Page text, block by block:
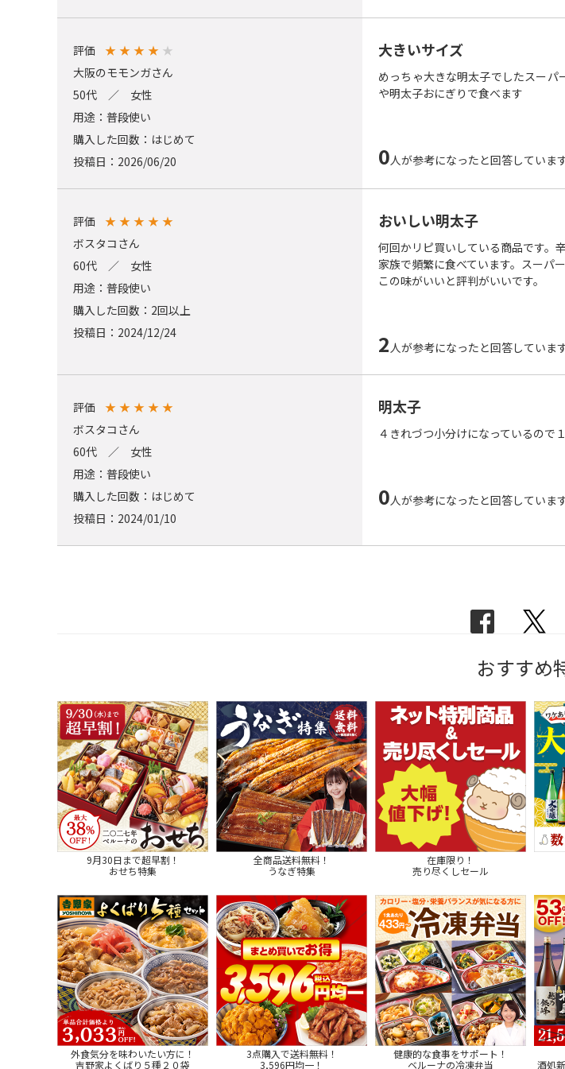
評価 ★ ★ ★ ★ ★
大阪のモモンガさん
50代 ／ 女性
用途：普段使い
購入した回数：はじめて
投稿日：2026/06/20
大きいサイズ
めっちゃ大きな明太子でしたスー
や明太子おにぎりで食べます
0人が参考になったと回答しています
評価 ★ ★ ★ ★ ★
ボスタコさん
60代 ／ 女性
用途：普段使い
購入した回数：2回以上
投稿日：2024/12/24
おいしい明太子
何回かリピ買いしている商品です。
家族で頻繁に食べています。スーパ
この味がいいと評判がいいです。
2人が参考になったと回答しています
評価 ★ ★ ★ ★ ★
ボスタコさん
60代 ／ 女性
用途：普段使い
購入した回数：はじめて
投稿日：2024/01/10
明太子
４きれづつ小分けになっているので
0人が参考になったと回答しています
おすすめ
9月30日まで超早割！
おせち特集
全商品送料無料！
うなぎ特集
在庫限り！
売り尽くしセール
外食気分を味わいたい方に！
吉野家よくばり５種２０袋
3点購入で送料無料！
3,596円均一！
健康的な食事をサポート！
ベルーナの冷凍弁当
酒処